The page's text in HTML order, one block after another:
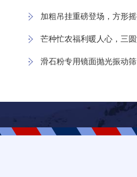
加粗吊挂重磅登场，方形摇
芒种忙农福利暖人心，三
滑石粉专用镜面抛光振动筛